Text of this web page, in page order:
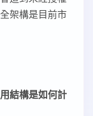
架構是目前市
結構是如何計